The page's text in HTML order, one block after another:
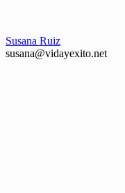
Susana Ruiz
susana@vidayexito.net